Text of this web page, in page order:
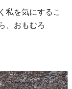
にするこ
、おもむろ